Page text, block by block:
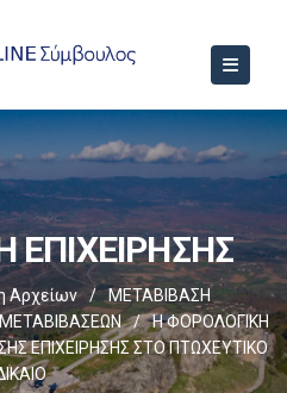
ΕΠΙΧΕIΡΗΣΗΣ
Αρχείων /
ΜΕΤΑΒΙΒΑΣΗ
/
H ΦΟΡΟΛΟΓΙΚΗ
ΕΠΙΧΕΙΡΗΣΗΣ ΣΤΟ ΠΤΩΧΕΥΤΙΚΟ